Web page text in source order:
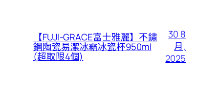
【FUJI-GRACE富士雅麗】不鏽
鋼陶瓷易潔冰霸冰瓷杯950ml
(超取限4個)
30 8
月,
2025